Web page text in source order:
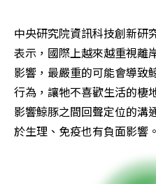
中央研究院資訊科技創新研
表示，國際上越來越重視離
影響，最嚴重的可能會導致
行為，讓牠不喜歡生活的棲
影響鯨豚之間回聲定位的溝
於生理、免疫也有負面影響。